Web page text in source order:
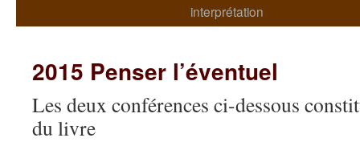
interprétation
2015 Penser l’éventuel
Les deux conférences ci-dessous
du livre